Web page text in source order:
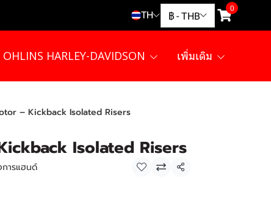
TH ฿ - THB
0
OHLINS HARLEY-DAVIDSON เพิ่มเติม
– Kickback Isolated Risers
Isolated Risers
ารแฮนด์ แชร์